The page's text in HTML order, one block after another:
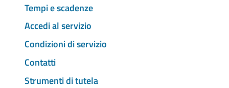
Tempi e scadenze
Accedi al servizio
Condizioni di servizio
Contatti
Strumenti di tutela